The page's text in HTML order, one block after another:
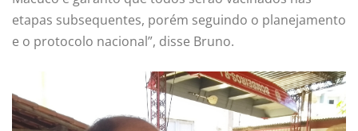
etapas subsequentes, porém seguindo o planejamento
e o protocolo nacional”, disse Bruno.